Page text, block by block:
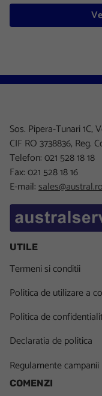
Sos. Pipera-Tunari 1C,
CIF RO 3738836, Reg.
Telefon: 021 528 18 18
Fax: 021 528 18 16
E-mail:
UTILE
Termeni si conditii
Politica de utilizare a
Politica de
Declaratia de politica
Regulamente campanii
COMENZI